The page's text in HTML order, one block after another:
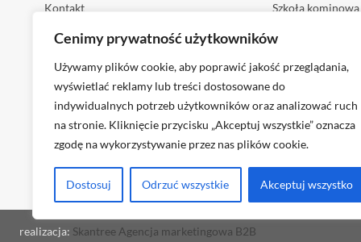
Cenimy prywatność użytkowników
Używamy plików cookie, aby poprawić jakość przeglądania,
wyświetlać reklamy lub treści dostosowane do
indywidualnych potrzeb użytkowników oraz analizować ruch
na stronie. Kliknięcie przycisku „Akceptuj wszystkie” oznacza
zgodę na wykorzystywanie przez nas plików cookie.
Dostosuj Odrzuć wszystkie Akceptuj wszystko
Kontakt
Szkoła kominowa
Prawo i przepisy
realizacja: Skantree Agencja marketingowa B2B